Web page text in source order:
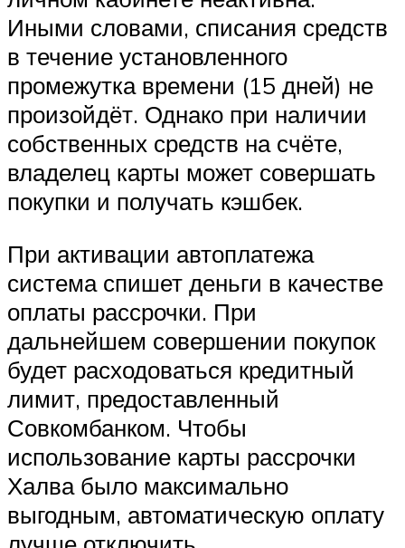
Иными словами, списания средств
в течение установленного
промежутка времени (15 дней) не
произойдёт. Однако при наличии
собственных средств на счёте,
владелец карты может совершать
покупки и получать кэшбек.
При активации автоплатежа
система спишет деньги в качестве
оплаты рассрочки. При
дальнейшем совершении покупок
будет расходоваться кредитный
лимит, предоставленный
Совкомбанком. Чтобы
использование карты рассрочки
Халва было максимально
выгодным, автоматическую оплату